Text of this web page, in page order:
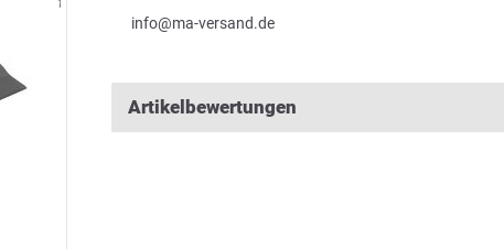
info@ma-versand.de
Artikelbewertungen